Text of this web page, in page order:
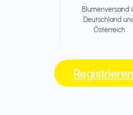
Blumenversand
Deutschland
Österreich